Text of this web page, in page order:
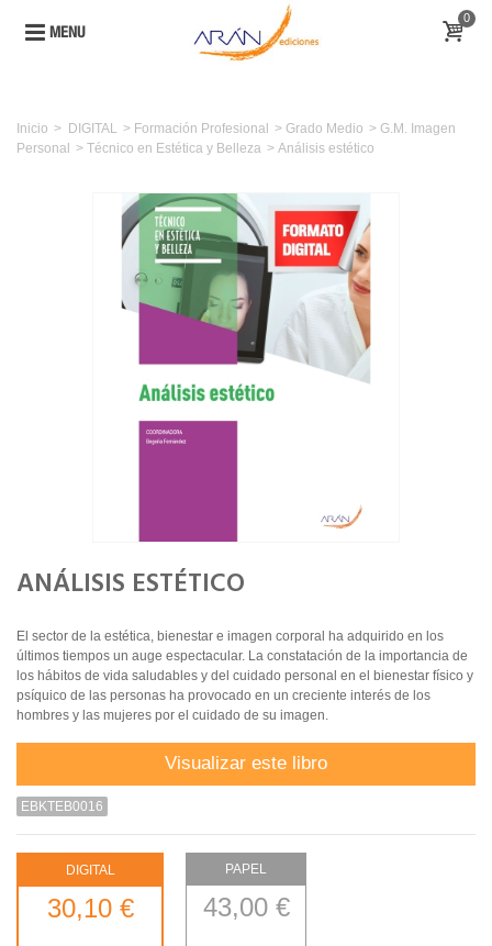
MENU
0
Inicio > DIGITAL > Formación Profesional > Grado Medio > G.M. Imagen
Personal > Técnico en Estética y Belleza > Análisis estético
ANÁLISIS ESTÉTICO
El sector de la estética, bienestar e imagen corporal ha adquirido en los
últimos tiempos un auge espectacular. La constatación de la importancia de
los hábitos de vida saludables y del cuidado personal en el bienestar físico y
psíquico de las personas ha provocado en un creciente interés de los
hombres y las mujeres por el cuidado de su imagen.
Visualizar este libro
EBKTEB0016
DIGITAL
30,10 €
PAPEL
43,00 €